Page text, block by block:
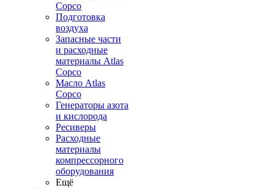
Copco
Подготовка
воздуха
Запасные части
и расходные
материалы Atlas
Copco
Масло Atlas
Copco
Генераторы азота
и кислорода
Ресиверы
Расходные
материалы
компрессорного
оборудования
Ещё